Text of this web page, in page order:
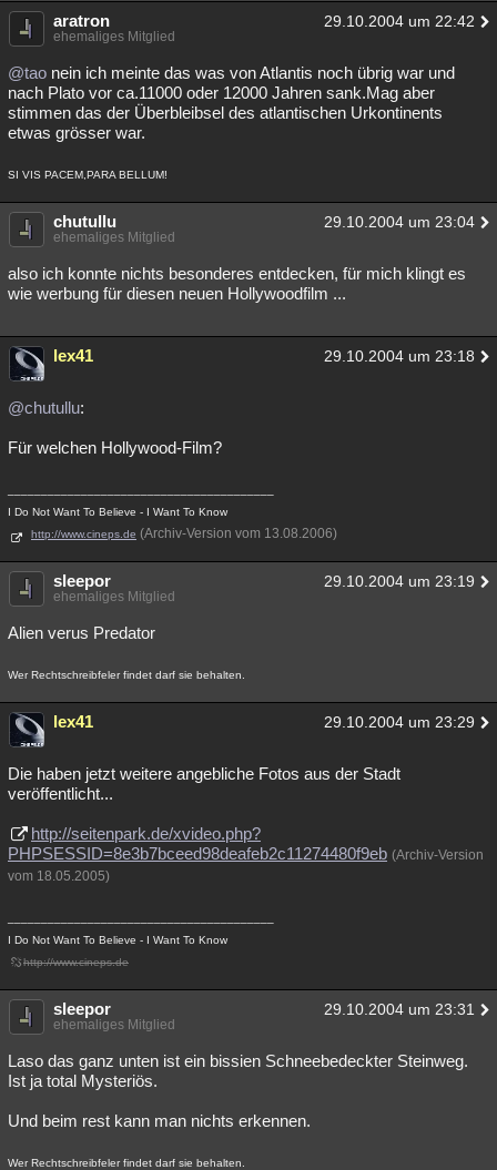
Besucht Teilgenommen Geschlossen
Lesenswert Schlüsselwörter
aratron 29.10.2004 um 22:42
ehemaliges Mitglied
@tao nein ich meinte das was von Atlantis noch übrig war und
nach Plato vor ca.11000 oder 12000 Jahren sank.Mag aber
stimmen das der Überbleibsel des atlantischen Urkontinents
etwas grösser war.
SI VIS PACEM,PARA BELLUM!
chutullu 29.10.2004 um 23:04
ehemaliges Mitglied
also ich konnte nichts besonderes entdecken, für mich klingt es
wie werbung für diesen neuen Hollywoodfilm ...
lex41 29.10.2004 um 23:18
@chutullu:
Für welchen Hollywood-Film?
I Do Not Want To Believe - I Want To Know
http://www.cineps.de (Archiv-Version vom 13.08.2006)
sleepor 29.10.2004 um 23:19
ehemaliges Mitglied
Alien verus Predator
Wer Rechtschreibfeler findet darf sie behalten.
lex41 29.10.2004 um 23:29
Die haben jetzt weitere angebliche Fotos aus der Stadt
veröffentlicht...
http://seitenpark.de/xvideo.php?
PHPSESSID=8e3b7bceed98deafeb2c11274480f9eb (Archiv-Version
vom 18.05.2005)
I Do Not Want To Believe - I Want To Know
http://www.cineps.de
sleepor 29.10.2004 um 23:31
ehemaliges Mitglied
Laso das ganz unten ist ein bissien Schneebedeckter Steinweg.
Ist ja total Mysteriös.
Und beim rest kann man nichts erkennen.
Wer Rechtschreibfeler findet darf sie behalten.